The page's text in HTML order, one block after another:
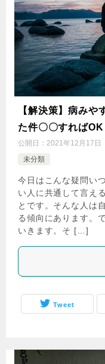
【解決策】病みや
た件〇〇すればOK
公開日： 2021年12月17日
未分類
今日はこんな疑問い
い人に共通して言え
とです。そんな人は
る傾向にあります。
いきます。そ […]
Tweet